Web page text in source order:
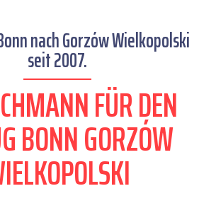
nach Gorzów Wielkopolski
seit 2007.
FÜR DEN
BONN GORZÓW